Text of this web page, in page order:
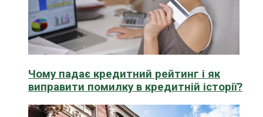
Чому падає кредитний рейтинг і як
виправити помилку в кредитній історії?